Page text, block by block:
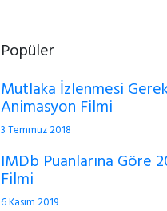
Popüler
Mutlaka İzlenmesi
Animasyon Filmi
3 Temmuz 2018
IMDb Puanlarına Göre
Filmi
6 Kasım 2019